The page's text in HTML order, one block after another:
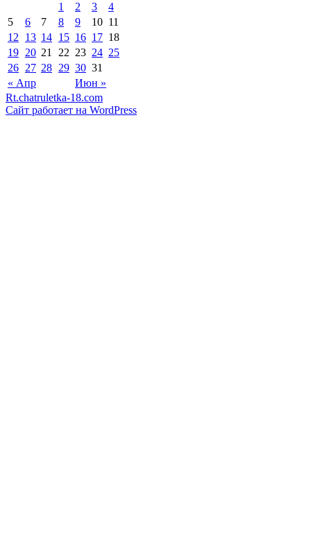
« Апр Июн »
1 2 3
4
5
6 7 8 9 10 11
12
13 14 15 16 17 18
19 20 21 22 23 24 25
26 27 28 29 30 31
Rt.chatruletka-18.com
Сайт работает на WordPress